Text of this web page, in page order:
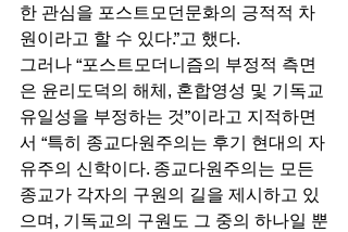
한 관심을 포스트모던문화의 긍적적 차
원이라고 할 수 있다.”고 했다.
그러나 “포스트모더니즘의 부정적 측면
은 윤리도덕의 해체, 혼합영성 및 기독교
유일성을 부정하는 것”이라고 지적하면
서 “특히 종교다원주의는 후기 현대의 자
유주의 신학이다. 종교다원주의는 모든
종교가 각자의 구원의 길을 제시하고 있
으며, 기독교의 구원도 그 중의 하나일 뿐